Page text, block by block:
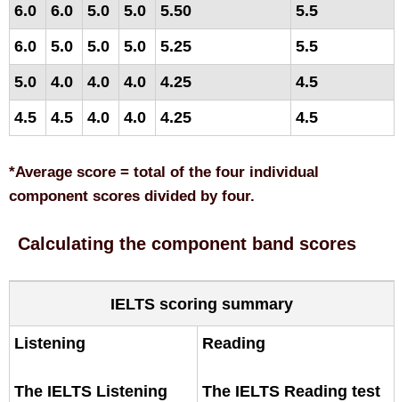
6.0
6.0 5.0 5.0 5.50
5.5
6.0
5.0 5.0 5.0 5.25
5.5
5.0
4.0 4.0 4.0 4.25
4.5
4.5
4.5 4.0 4.0 4.25 4.5
*Average score = total of the four individual
component scores divided by four.
Calculating the component band scores
IELTS scoring summary
Listening
The IELTS Listening
Reading
The IELTS Reading test